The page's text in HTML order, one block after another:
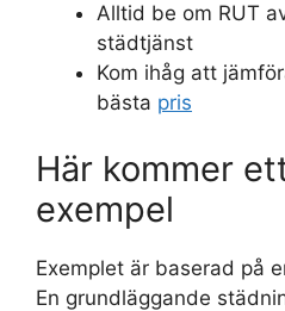
Alltid be om RUT
städtjänst
Kom ihåg att
bästa pris
Här kommer
exempel
Exemplet är baserad på
En grundläggande